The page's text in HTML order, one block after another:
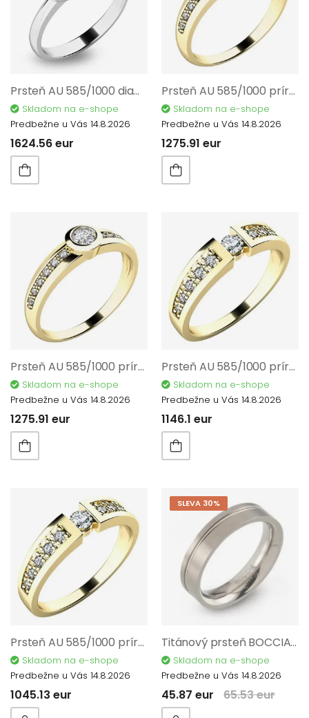
Prsteň AU 585/1000 diamanty 0,20 ct G/Si + zafír 0,50 ct 2,25 gr G10803B01
Skladom na e-shope
Predbežne u Vás 14.8.2026
1624.56 eur
Prsteň AU 585/1000 prírodný diamant 0,214 ct 2,40 g G1077801A
Skladom na e-shope
Predbežne u Vás 14.8.2026
1275.91 eur
Prsteň AU 585/1000 prírodný diamant 0,214 ct 2,20 g G1077801
Skladom na e-shope
Predbežne u Vás 14.8.2026
1275.91 eur
Prsteň AU 585/1000 prírodný diamant 0,22 ct G/Si 2,30 g G10775ZL01-54
Skladom na e-shope
Predbežne u Vás 14.8.2026
1146.1 eur
Prsteň AU 585/1000 prírodný diamant 0,22 ct G/Si 2,15 g G10775ZL01-52
Skladom na e-shope
Predbežne u Vás 14.8.2026
1045.13 eur
SLEVA 30%
Titánový prsteň BOCCIA TITANIUM 0149-0171
Skladom na e-shope
Predbežne u Vás 14.8.2026
45.87 eur 65.53 eur